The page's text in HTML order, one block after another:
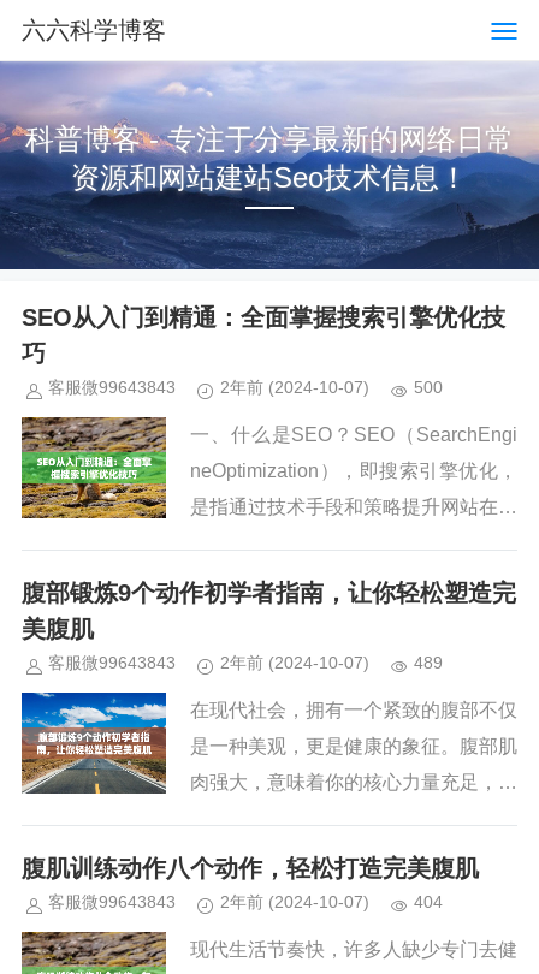
六六科学博客
科普博客 - 专注于分享最新的网络日常
资源和网站建站Seo技术信息！
SEO从入门到精通：全面掌握搜索引擎优化技
巧
客服微99643843 2年前 (2024-10-07) 500
一、什么是SEO？SEO（SearchEngi
neOptimization），即搜索引擎优化，
是指通过技术手段和策略提升网站在搜
SEO的核心目标是让网站的相关内容
腹部锻炼9个动作初学者指南，让你轻松塑造完
美腹肌
客服微99643843 2年前 (2024-10-07) 489
在现代社会，拥有一个紧致的腹部不仅
是一种美观，更是健康的象征。腹部肌
肉强大，意味着你的核心力量充足，这
害、提升运动表现。对于初学者来说，
开始腹部锻炼可能会感到无从下手，...
腹肌训练动作八个动作，轻松打造完美腹肌
客服微99643843 2年前 (2024-10-07) 404
现代生活节奏快，许多人缺少专门去健